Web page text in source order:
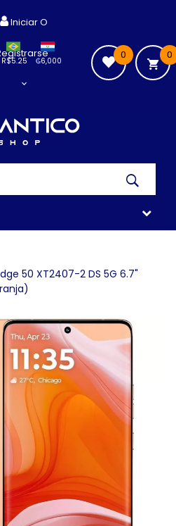
₲6,000
R$5.25
Iniciar O
0
0
50 XT2407-2 DS 5G 6.7"